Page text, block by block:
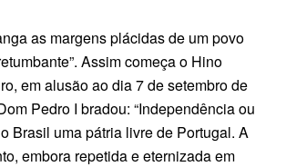
as margens plácidas de um povo
Assim começa o Hino
em alusão ao dia 7 de setembro de
Pedro I bradou: “Independência ou
Brasil uma pátria livre de Portugal. A
embora repetida e eternizada em